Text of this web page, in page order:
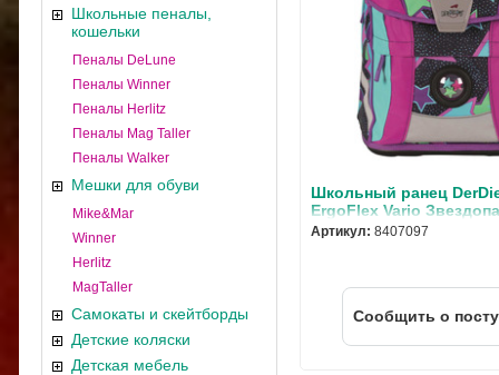
Школьные пеналы,
кошельки
Пеналы DeLune
Пеналы Winner
Пеналы Herlitz
Пеналы Mag Taller
Пеналы Walker
Мешки для обуви
Mike&Mar
Winner
Herlitz
MagTaller
Самокаты и скейтборды
Детские коляски
Детская мебель
Школьный ранец
ErgoFlex Vario
наполнением 8407097
Артикул: 8407097
Cообщить о